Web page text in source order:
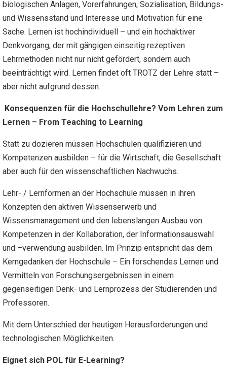
biologischen Anlagen, Vorerfahrungen, Sozialisation, Bildungs-
und Wissensstand und Interesse und Motivation für eine
Sache. Lernen ist hochindividuell – und ein hochaktiver
Denkvorgang, der mit gängigen einseitig rezeptiven
Lehrmethoden nicht nur nicht gefördert, sondern auch
beeinträchtigt wird. Lernen findet oft TROTZ der Lehre statt –
aber nicht aufgrund dessen.
Konsequenzen für die Hochschullehre? Vom Lehren zum
Lernen – From Teaching to Learning
Statt zu dozieren müssen Hochschulen qualifizieren und
Kompetenzen ausbilden – für die Wirtschaft, die Gesellschaft
aber auch für den wissenschaftlichen Nachwuchs.
Lehr- / Lernformen an der Hochschule müssen in ihren
Konzepten den aktiven Wissenserwerb und
Wissensmanagement und den lebenslangen Ausbau von
Kompetenzen in der Kollaboration, der Informationsauswahl
und –verwendung ausbilden. Im Prinzip entspricht das dem
Kerngedanken der Hochschule – Ein forschendes Lernen und
Vermitteln von Forschungsergebnissen in einem
gegenseitigen Denk- und Lernprozess der Studierenden und
Professoren.
Mit dem Unterschied der heutigen Herausforderungen und
technologischen Möglichkeiten.
Eignet sich POL für E-Learning?